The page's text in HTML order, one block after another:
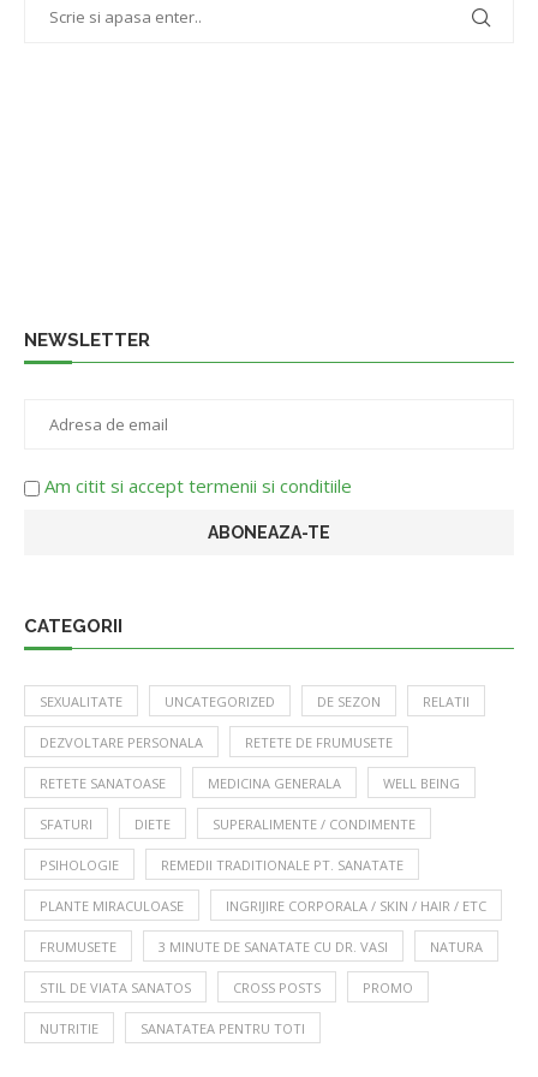
NEWSLETTER
Am citit si accept termenii si conditiile
CATEGORII
SEXUALITATE UNCATEGORIZED DE SEZON RELATII
DEZVOLTARE PERSONALA RETETE DE FRUMUSETE
RETETE SANATOASE MEDICINA GENERALA WELL BEING
SFATURI DIETE SUPERALIMENTE / CONDIMENTE
PSIHOLOGIE REMEDII TRADITIONALE PT. SANATATE
PLANTE MIRACULOASE INGRIJIRE CORPORALA / SKIN / HAIR / ETC
FRUMUSETE 3 MINUTE DE SANATATE CU DR. VASI NATURA
STIL DE VIATA SANATOS CROSS POSTS PROMO
NUTRITIE SANATATEA PENTRU TOTI